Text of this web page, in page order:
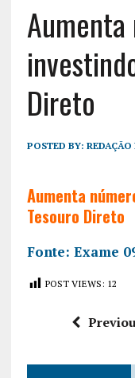
Direto
POSTED BY:
Aumenta
Tesouro Direto
Fonte: Exame
POST VIEWS: 12